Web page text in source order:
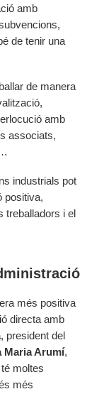
amb
de tenir una
de manera
amb
associats,
industrials pot
positiva,
treballadors i el
més positiva
directa amb
, president del
Maria Arumí,
moltes
més